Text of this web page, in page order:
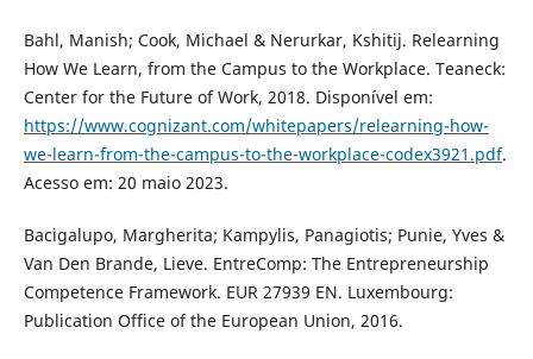
Bahl, Manish; Cook, Michael & Nerurkar, Kshitij. Relearning
How We Learn, from the Campus to the Workplace. Teaneck:
Center for the Future of Work, 2018. Disponível em:
https://www.cognizant.com/whitepapers/relearning-how-
we-learn-from-the-campus-to-the-workplace-codex3921.pdf.
Acesso em: 20 maio 2023.
Bacigalupo, Margherita; Kampylis, Panagiotis; Punie, Yves &
Van Den Brande, Lieve. EntreComp: The Entrepreneurship
Competence Framework. EUR 27939 EN. Luxembourg:
Publication Office of the European Union, 2016.